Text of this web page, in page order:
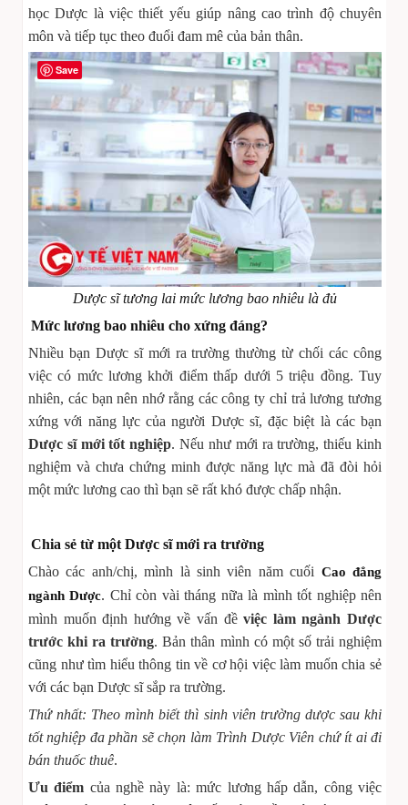
học Dược là việc thiết yếu giúp nâng cao trình độ chuyên
môn và tiếp tục theo đuổi đam mê của bản thân.
Dược sĩ tương lai mức lương bao nhiêu là đủ
Mức lương bao nhiêu cho xứng đáng?
Nhiều bạn Dược sĩ mới ra trường thường từ chối các công
việc có mức lương khởi điểm thấp dưới 5 triệu đồng. Tuy
nhiên, các bạn nên nhớ rằng các công ty chỉ trả lương tương
xứng với năng lực của người Dược sĩ, đặc biệt là các bạn
Dược sĩ mới tốt nghiệp. Nếu như mới ra trường, thiếu kinh
nghiệm và chưa chứng minh được năng lực mà đã đòi hỏi
một mức lương cao thì bạn sẽ rất khó được chấp nhận.
Chia sẻ từ một Dược sĩ mới ra trường
Chào các anh/chị, mình là sinh viên năm cuối Cao đẳng
ngành Dược. Chỉ còn vài tháng nữa là mình tốt nghiệp nên
mình muốn định hướng về vấn đềviệc làm ngành Dược
trước khi ra trường. Bản thân mình có một số trải nghiệm
cũng như tìm hiểu thông tin về cơ hội việc làm muốn chia sẻ
với các bạn Dược sĩ sắp ra trường.
Thứ nhất: Theo mình biết thì sinh viên trường dược sau khi
tốt nghiệp đa phần sẽ chọn làm Trình Dược Viên chứ ít ai đi
bán thuốc thuê.
Ưu điểm của nghề này là: mức lương hấp dẫn, công việc
Save